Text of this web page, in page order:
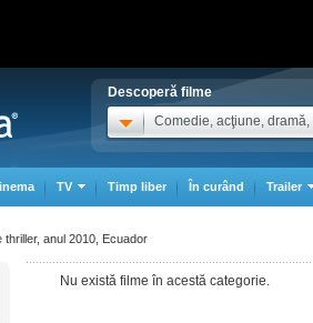
Descoperă filme
Comedie, acţiune, dramă,
TV Timp liber În curând Trailer
Nu există filme în acestă categorie.
thriller, anul 2010, Ecuador